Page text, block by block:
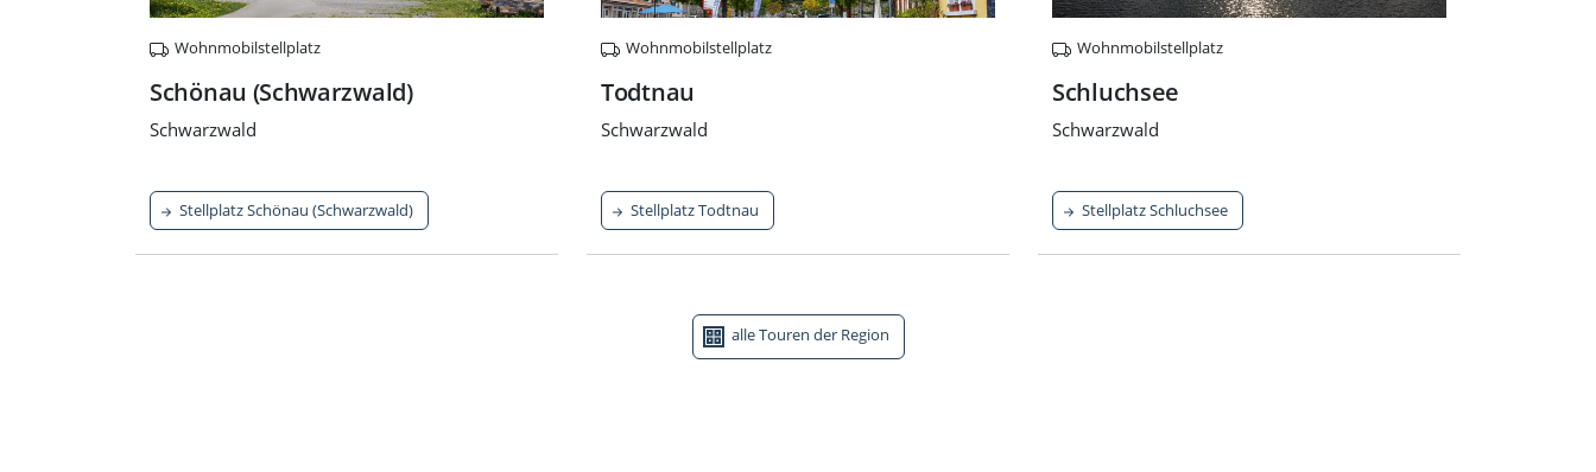
Wohnmobilstellplatz
Schönau (Schwarzwald)
Schwarzwald
Stellplatz Schönau (Schwarzwald)
Wohnmobilstellplatz
Todtnau
Schwarzwald
Stellplatz Todtnau
Wohnmobilstellplatz
Schluchsee
Schwarzwald
Stellplatz Schluchsee
alle Touren der Region